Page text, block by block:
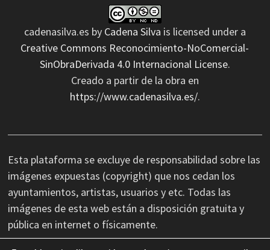
cadenasilva.es by Cadena Silva is licensed under a
Creative Commons Reconocimiento-NoComercial-
SinObraDerivada 4.0 Internacional License.
Creado a partir de la obra en
https://www.cadenasilva.es/.
Esta plataforma se excluye de responsabilidad sobre las
imágenes expuestas (copyright) que nos cedan los
ayuntamientos, artistas, usuarios y etc. Todas las
imágenes de esta web están a disposición gratuita y
pública en internet o físicamente.